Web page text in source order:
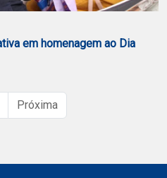
em homenagem ao Dia
Próxima